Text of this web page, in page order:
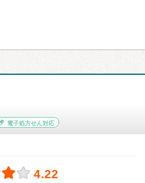
電子処方せん対応
4.22